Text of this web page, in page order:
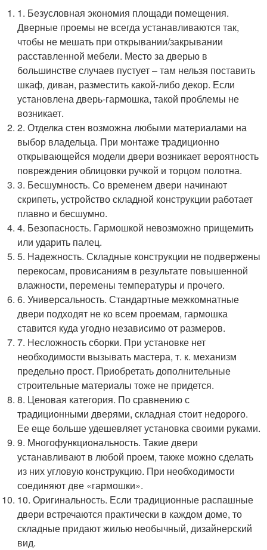
1. Безусловная экономия площади помещения.
Дверные проемы не всегда устанавливаются так,
чтобы не мешать при открывании/закрывании
расставленной мебели. Место за дверью в
большинстве случаев пустует – там нельзя поставить
шкаф, диван, разместить какой-либо декор. Если
установлена дверь-гармошка, такой проблемы не
возникает.
2. Отделка стен возможна любыми материалами на
выбор владельца. При монтаже традиционно
открывающейся модели двери возникает вероятность
повреждения облицовки ручкой и торцом полотна.
3. Бесшумность. Со временем двери начинают
скрипеть, устройство складной конструкции работает
плавно и бесшумно.
4. Безопасность. Гармошкой невозможно прищемить
или ударить палец.
5. Надежность. Складные конструкции не подвержены
перекосам, провисаниям в результате повышенной
влажности, перемены температуры и прочего.
6. Универсальность. Стандартные межкомнатные
двери подходят не ко всем проемам, гармошка
ставится куда угодно независимо от размеров.
7. Несложность сборки. При установке нет
необходимости вызывать мастера, т. к. механизм
предельно прост. Приобретать дополнительные
строительные материалы тоже не придется.
8. Ценовая категория. По сравнению с
традиционными дверями, складная стоит недорого.
Ее еще больше удешевляет установка своими руками.
9. Многофункциональность. Такие двери
устанавливают в любой проем, также можно сделать
из них угловую конструкцию. При необходимости
соединяют две «гармошки».
10. Оригинальность. Если традиционные распашные
двери встречаются практически в каждом доме, то
складные придают жилью необычный, дизайнерский
вид.